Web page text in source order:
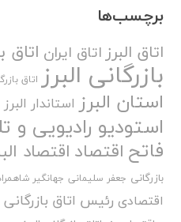
برچسب‌ها
اتاق البرز اتاق ایران اتاق
بازرگانی البرز اتاق
استان البرز استاندار البرز
استودیو رادیویی و
فاتح اقتصاد اقتصاد
بازرگانی جعفر سلیمانی جهانگیر
اقتصادی رئیس اتاق بازرگانی